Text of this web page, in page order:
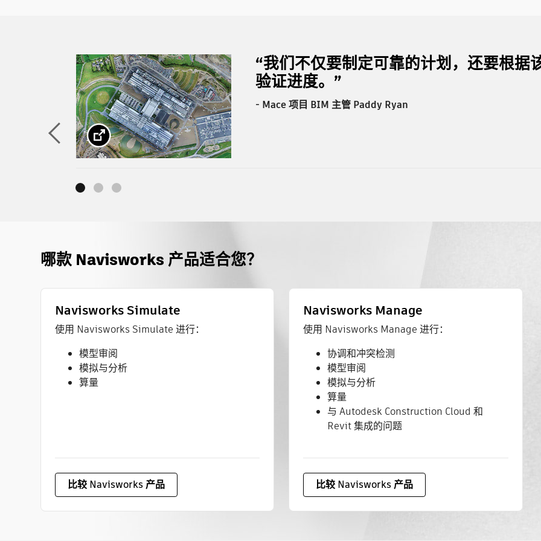
“我们不仅要制定可靠的计划，还要根据
验证进度。”
- Mace 项目 BIM 主管 Paddy Ryan
哪款 Navisworks 产品适合您？
Navisworks Simulate
使用 Navisworks Simulate 进行：
模型审阅
模拟与分析
算量
比较 Navisworks 产品
Navisworks Manage
使用 Navisworks Manage 进行：
协调和冲突检测
模型审阅
模拟与分析
算量
与 Autodesk Construction Cloud 和
Revit 集成的问题
比较 Navisworks 产品